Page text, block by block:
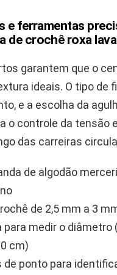
e ferramentas
de crochê roxa
garantem que o
ideais. O tipo de
e a escolha da
o controle da tensão
das carreiras
de algodão
de 2,5 mm a 3
para medir o diâmetro
cm)
de ponto para